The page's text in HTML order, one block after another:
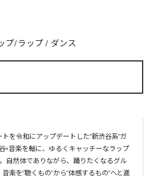
プ/ラップ / ダンス
を令和にアップデートした“新渋谷系”ガ
×音楽を軸に、ゆるくキャッチーなラップ
自然体でありながら、踊りたくなるグル
楽を“聴くもの”から“体感するもの”へと進